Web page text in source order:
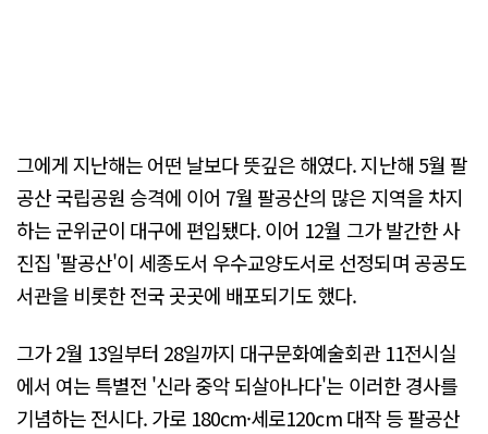
그에게 지난해는 어떤 날보다 뜻깊은 해였다. 지난해 5월 팔
공산 국립공원 승격에 이어 7월 팔공산의 많은 지역을 차지
하는 군위군이 대구에 편입됐다. 이어 12월 그가 발간한 사
진집 '팔공산'이 세종도서 우수교양도서로 선정되며 공공도
서관을 비롯한 전국 곳곳에 배포되기도 했다.
그가 2월 13일부터 28일까지 대구문화예술회관 11전시실
에서 여는 특별전 '신라 중악 되살아나다'는 이러한 경사를
기념하는 전시다. 가로 180cm·세로120cm 대작 등 팔공산